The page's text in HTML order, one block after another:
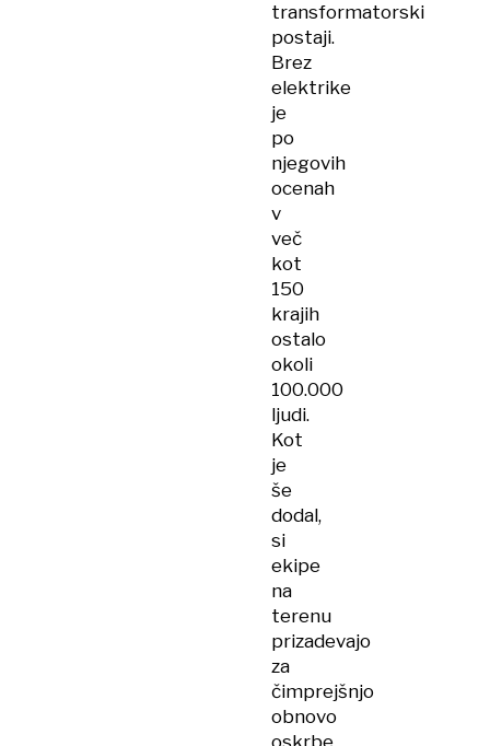
transformatorski
postaji.
Brez
elektrike
je
po
njegovih
ocenah
v
več
kot
150
krajih
ostalo
okoli
100.000
ljudi.
Kot
je
še
dodal,
si
ekipe
na
terenu
prizadevajo
za
čimprejšnjo
obnovo